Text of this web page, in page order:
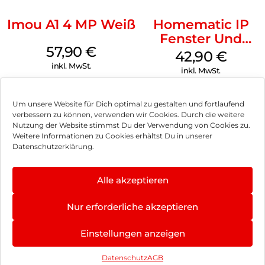
Um unsere Website für Dich optimal zu gestalten und fortlaufend
verbessern zu können, verwenden wir Cookies. Durch die weitere
Nutzung der Website stimmst Du der Verwendung von Cookies zu.
Weitere Informationen zu Cookies erhältst Du in unserer
Datenschutzerklärung.
Alle akzeptieren
Nur erforderliche akzeptieren
Einstellungen anzeigen
DatenschutzAGB
Imou A1 4 MP Weiß
57,90€
inkl. MwSt.
Homematic IP
Fenster Und
Türkontakt
Optisch Weiß
42,90 €
inkl. MwSt.
Impressum
Hinweis zur Batterieentsorgung
Newsletter
, Brodos AG – All Rights Reserved.